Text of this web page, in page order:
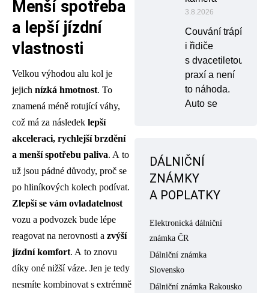
Menší spotřeba
a lepší jízdní
vlastnosti
Velkou výhodou alu kol je
jejich nízká hmotnost. To
znamená méně rotující váhy,
což má za následek lepší
akceleraci, rychlejší brzdění
a menší spotřebu paliva. A to
už jsou pádné důvody, proč se
po hliníkových kolech podívat.
Zlepší se vám ovladatelnost
vozu a podvozek bude lépe
reagovat na nerovnosti a zvýší
jízdní komfort. A to znovu
díky oné nižší váze. Jen je tedy
nesmíte kombinovat s extrémně
3.8.2026
Couvání trápí
i řidiče
s dvacetiletou
praxí a není
to náhoda.
Auto se
DÁLNIČNÍ
ZNÁMKY
A POPLATKY
Elektronická dálniční
známka ČR
Dálniční známka
Slovensko
Dálniční známka Rakousko